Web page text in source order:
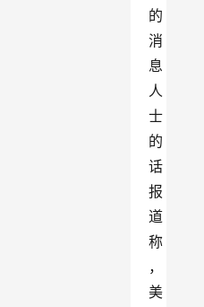
的
消
息
人
士
的
话
报
道
称
，
美